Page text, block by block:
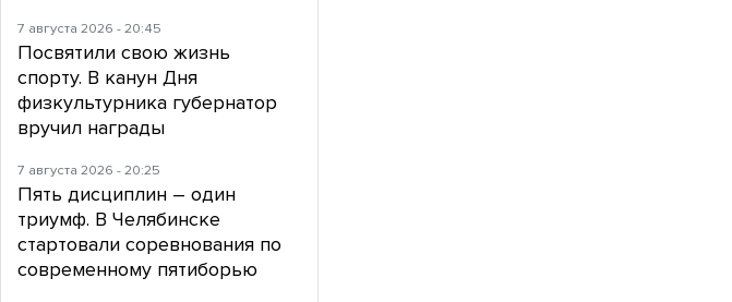
7 августа 2026 - 20:45
Посвятили свою жизнь
спорту. В канун Дня
физкультурника губернатор
вручил награды
7 августа 2026 - 20:25
Пять дисциплин – один
триумф. В Челябинске
стартовали соревнования по
современному пятиборью